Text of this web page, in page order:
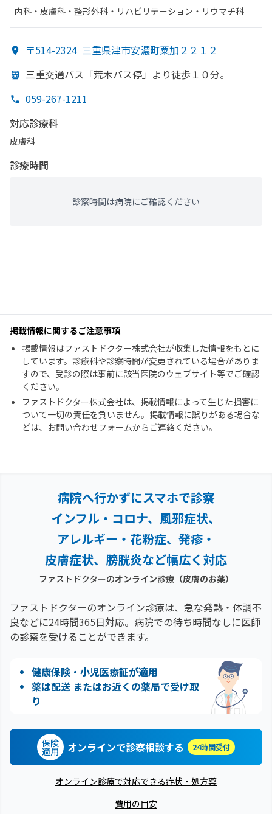
内科・​皮膚科・​整形外科・​リハビリテーション・​リウマチ科
〒514-2324 三重県津市安濃町粟加２２１２
三重交通バス「荒木バス停」より徒歩１０分。
059-267-1211
対応診療科
皮膚科
診療時間
診察時間は病院にご確認ください
掲載情報に関するご注意事項
掲載情報はファストドクター株式会社が収集した情報をもとに
しています。診療科や診察時間が変更されている場合がありま
すので、受診の際は事前に該当医院のウェブサイト等でご確認
ください。
ファストドクター株式会社は、掲載情報によって生じた損害に
ついて一切の責任を負いません。掲載情報に誤りがある場合な
どは、お問い合わせフォームからご連絡ください。
病院へ行かずにスマホで診察
インフル・コロナ、風邪症状、
アレルギー・花粉症、 発疹・
皮膚症状、膀胱炎など幅広く対応
ファストドクターのオンライン診療（皮膚のお薬）
ファストドクターのオンライン診療は、急な発熱・体調不
良などに24時間365日対応。 病院での待ち時間なしに医師
の診察を受けることができます。
健康保険・小児医療証が適用
薬は配送 またはお近くの薬局で受け取
り
保険
適用 オンラインで診察相談する 24時間受付
オンライン診療で対応できる症状・処方薬
費用の目安